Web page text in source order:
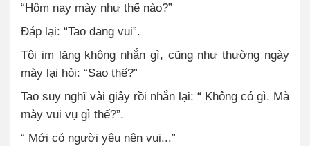
“Hôm nay mày như thế nào?”
Đáp lại: “Tao đang vui”.
Tôi im lặng không nhắn gì, cũng như thường ngày
mày lại hỏi: “Sao thế?”
Tao suy nghĩ vài giây rồi nhắn lại: “ Không có gì. Mà
mày vui vụ gì thế?”.
“ Mới có người yêu nên vui...”